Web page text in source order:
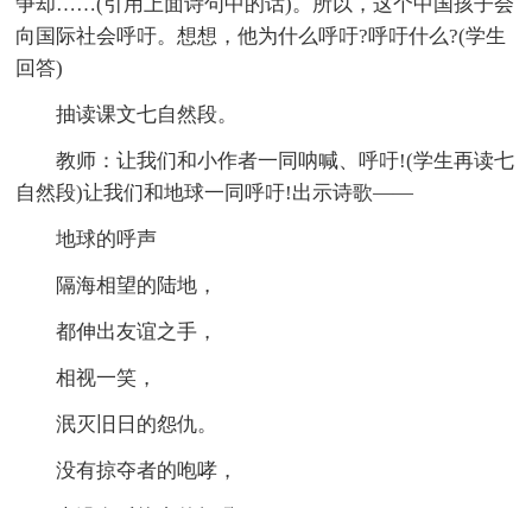
向国际社会呼吁。想想，他为什么呼吁?呼吁什么?(学生
回答)
抽读课文七自然段。
教师：让我们和小作者一同呐喊、呼吁!(学生再读七
自然段)让我们和地球一同呼吁!出示诗歌——
地球的呼声
隔海相望的陆地，
都伸出友谊之手，
相视一笑，
泯灭旧日的怨仇。
没有掠夺者的咆哮，